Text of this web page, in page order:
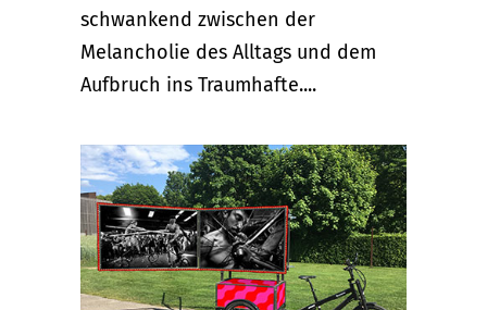
schwankend zwischen der
Melancholie des Alltags und dem
Aufbruch ins Traumhafte....